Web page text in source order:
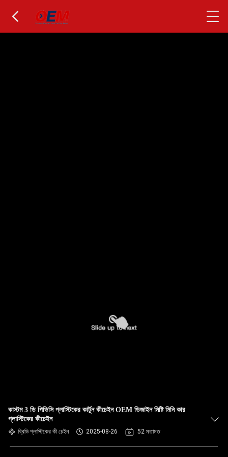
কাস্টম 3 ডি পিভিসি প্লাস্টিকের কার্টুন কীচেইন OEM ডিজাইন মিষ্টি মিনি কার
প্লাস্টিকের কীচেইন
থ্রিডি প্লাস্টিকের কী চেইন 2025-08-26 52 মতামত